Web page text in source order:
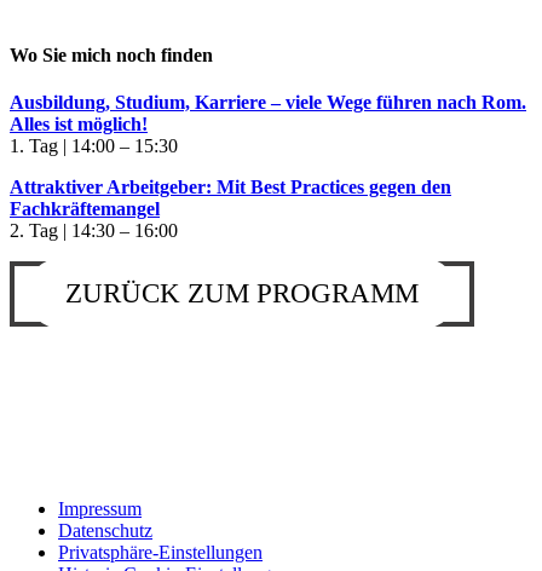
Wo Sie mich noch finden
Ausbildung, Studium, Karriere – viele Wege führen nach Rom.
Alles ist möglich!
1. Tag | 14:00 – 15:30
Attraktiver Arbeitgeber: Mit Best Practices gegen den
Fachkräftemangel
2. Tag | 14:30 – 16:00
ZURÜCK ZUM PROGRAMM
Impressum
Datenschutz
Privatsphäre-Einstellungen